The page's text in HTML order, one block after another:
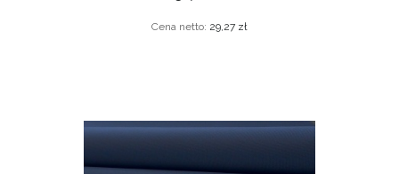
Cena netto: 29,27 zł